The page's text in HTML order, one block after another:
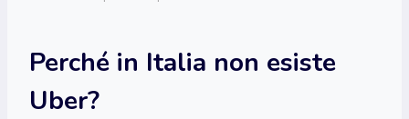
Perché in Italia non esiste
Uber?